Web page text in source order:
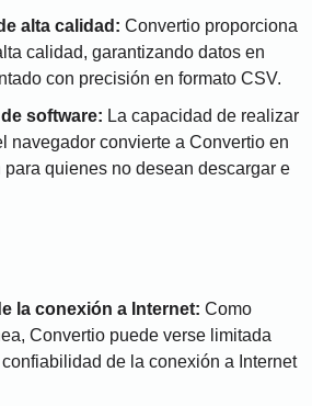
alta calidad: Convertio proporciona
calidad, garantizando datos en
con precisión en formato CSV.
software: La capacidad de realizar
navegador convierte a Convertio en
quienes no desean descargar e
la conexión a Internet: Como
Convertio puede verse limitada
de la conexión a Internet